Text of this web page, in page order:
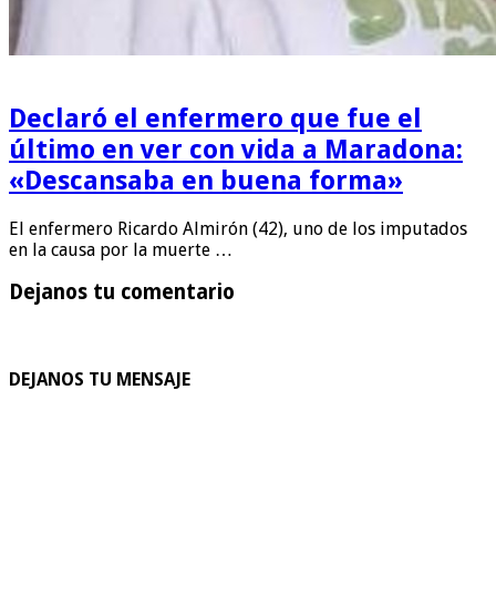
Declaró el enfermero que fue el
último en ver con vida a Maradona:
«Descansaba en buena forma»
El enfermero Ricardo Almirón (42), uno de los imputados
en la causa por la muerte …
Dejanos tu comentario
DEJANOS TU MENSAJE